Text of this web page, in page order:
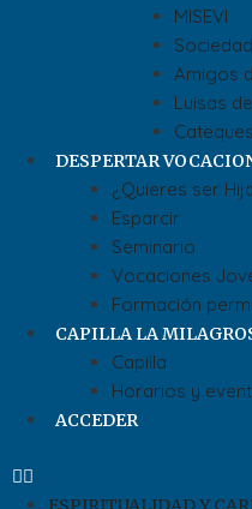
MISEVI
Sociedad
Amigos
Luisas
DESPERTAR
¿Quieres ser
Esparcir
Seminario
Vocaciones
Formación
CAPILLA LA
Capilla
Horarios y
ACCEDER